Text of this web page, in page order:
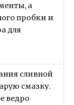
а
пробки и
для
сливной
смазку.
ведро